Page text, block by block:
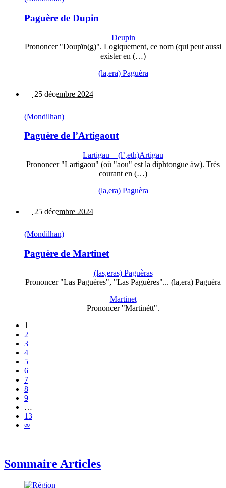
Paguère de Dupin
Deupin
Prononcer "Doupïn(g)". Logiquement, ce nom (qui peut aussi
exister en (…)
(la,era) Paguèra
25 décembre 2024
(Mondilhan)
Paguère de l’Artigaout
Lartigau + (l’,eth)Artigau
Prononcer "Lartigaou" (où "aou" est la diphtongue àw). Très
courant en (…)
(la,era) Paguèra
25 décembre 2024
(Mondilhan)
Paguère de Martinet
(las,eras) Paguèras
Prononcer "Las Paguères", "Las Paguères"... (la,era) Paguèra
Martinet
Prononcer "Martinétt".
1
2
3
4
5
6
7
8
9
…
13
∞
Sommaire Articles